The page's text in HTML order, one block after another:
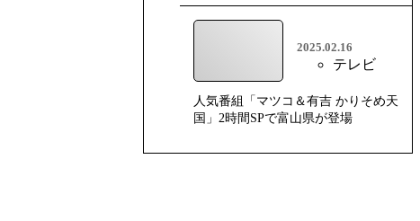
2025.02.16
テレビ
人気番組「マツコ＆有吉 かりそめ天
国」2時間SPで富山県が登場